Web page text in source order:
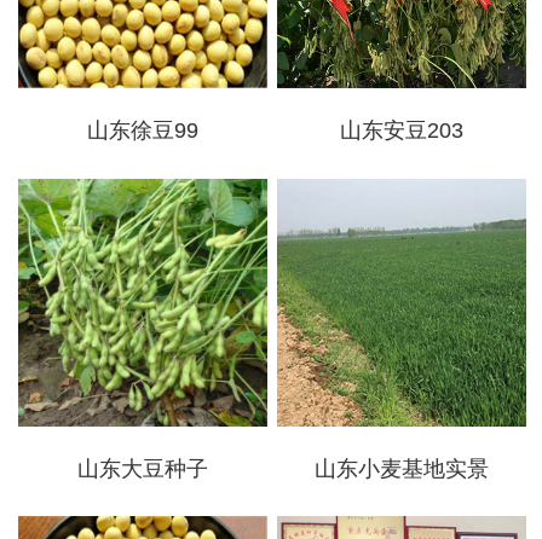
山东徐豆99 山东安豆203
山东大豆种子 山东小麦基地实景